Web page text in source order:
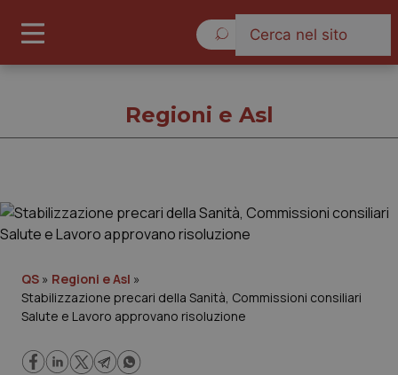
Governo e Parlamento
Regioni e Asl
Regioni e Asl
QS » Regioni e Asl »
Stabilizzazione precari della Sanità, Commissioni consiliari
Salute e Lavoro approvano risoluzione